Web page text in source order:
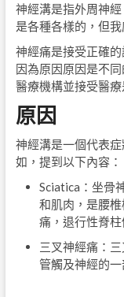
神經溝是指外周神
是各種各樣的，但
神經痛是接受正確
因為原因原因是不
醫療機構並接受醫療
原因
神經溝是一個代表
如，提到以下內容：
Sciatica：坐骨
和肌肉，是腰
痛，退行性脊柱
三叉神經痛：
管觸及神經的